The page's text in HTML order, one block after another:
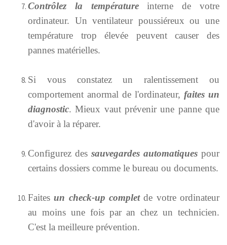
Contrôlez la températureinterne de votre
ordinateur. Un ventilateur poussiéreux ou une
température trop élevée peuvent causer des
pannes matérielles.
Si vous constatez un ralentissement ou
comportement anormal de l'ordinateur, faites un
diagnostic. Mieux vaut prévenir une panne que
d'avoir à la réparer.
Configurez des sauvegardes automatiques pour
certains dossiers comme le bureau ou documents.
Faitesun check-up completde votre ordinateur
au moins une fois par an chez un technicien.
C'est la meilleure prévention.